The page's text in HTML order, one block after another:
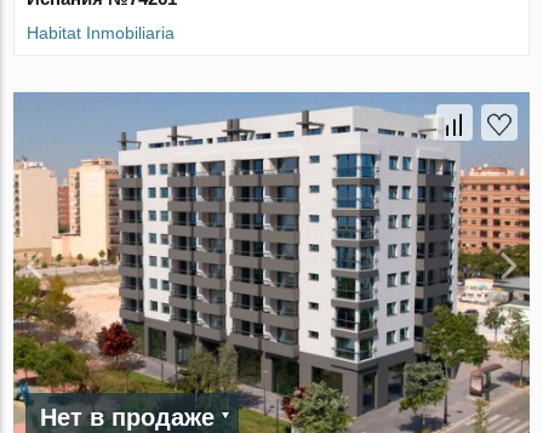
Habitat Inmobiliaria
Нет в продаже